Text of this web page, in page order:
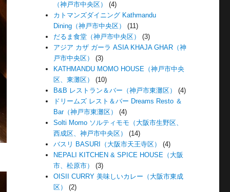
（神戸市中央区）
(4)
カトマンズダイニング Kathmandu
Dining（神戸市中央区）
(11)
だるま食堂（神戸市中央区）
(3)
アジア カザ ガーラ ASIA KHAJA GHAR（神
戸市中央区）
(3)
KATHMANDU MOMO HOUSE（神戸市中央
区、東灘区）
(10)
B&B レストラン＆バー（神戸市東灘区）
(4)
ドリームズ レスト＆バー Dreams Resto ＆
Bar（神戸市東灘区）
(4)
Solti Momo ソルティモモ（大阪市生野区、
西成区、神戸市中央区）
(14)
バスリ BASURI（大阪市天王寺区）
(4)
NEPALI KITCHEN & SPICE HOUSE（大阪
市、松原市）
(3)
OISII CURRY 美味しいカレー（大阪市東成
区）
(2)